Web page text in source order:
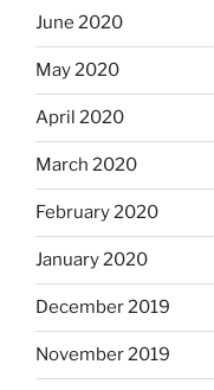
June 2020
May 2020
April 2020
March 2020
February 2020
January 2020
December 2019
November 2019